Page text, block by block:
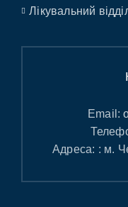
Лікувальний
Email:
Адреса: : м.